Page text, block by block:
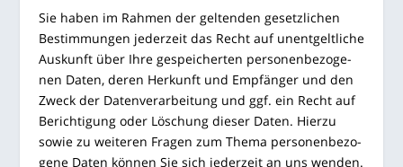
Sie haben im Rah­men der gel­ten­den gesetz­li­chen
Bestim­mun­gen jeder­zeit das Recht auf unent­gelt­li­che
Aus­kunft über Ihre gespei­cher­ten per­so­nen­be­zo­ge­
nen Daten, deren Her­kunft und Emp­fän­ger und den
Zweck der Daten­ver­ar­bei­tung und ggf. ein Recht auf
Berich­ti­gung oder Löschung die­ser Daten. Hier­zu
sowie zu wei­te­ren Fra­gen zum The­ma per­so­nen­be­zo­
ge­ne Daten kön­nen Sie sich jeder­zeit an uns wenden.